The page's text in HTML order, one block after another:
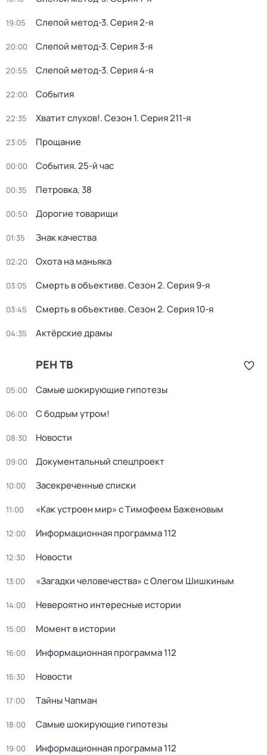
19:05 Слепой метод-3. Серия 2-я
20:00 Слепой метод-3. Серия 3-я
20:55 Слепой метод-3. Серия 4-я
22:00 События
22:35 Хватит слухов!. Сезон 1. Серия 211-я
23:05 Прощание
00:00 События. 25-й час
00:35 Петровка, 38
00:50 Дорогие товарищи
01:35 Знак качества
02:20 Охота на маньяка
03:05 Смерть в объективе. Сезон 2. Серия 9-я
03:45 Смерть в объективе. Сезон 2. Серия 10-я
04:35 Актёрские драмы
РЕН ТВ
05:00 Самые шoкиpующие гипотезы
06:00 С бодрым утром!
08:30 Новости
09:00 Документальный спецпроект
10:00 Заcекрeченные списки
11:00 «Как устроен мир» с Тимофеем Баженовым
12:00 Информационная программа 112
12:30 Новости
13:00 «Загадки человечества» с Олегом Шишкиным
14:00 Невероятно интересные истории
15:00 Момент в истории
16:00 Информационная программа 112
16:30 Новости
17:00 Тaйны Чапман
18:00 Самые шoкиpующие гипотезы
19:00 Информационная программа 112